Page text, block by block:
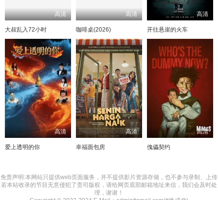
高清
大叔乱入72小时
高清
咖啡桌(2026)
高清
开往悬崖的火车
高清
爱上透明的你
高清
幸福面包房
高清
傀儡契约
免责声明:本网站只提供web页面服务，并不提供影片资源存储，也不参与录制、上传
若本站收录的节目无意侵犯了贵司版权，请给网页底部邮箱地址来信，我们会及时处
理，谢谢！